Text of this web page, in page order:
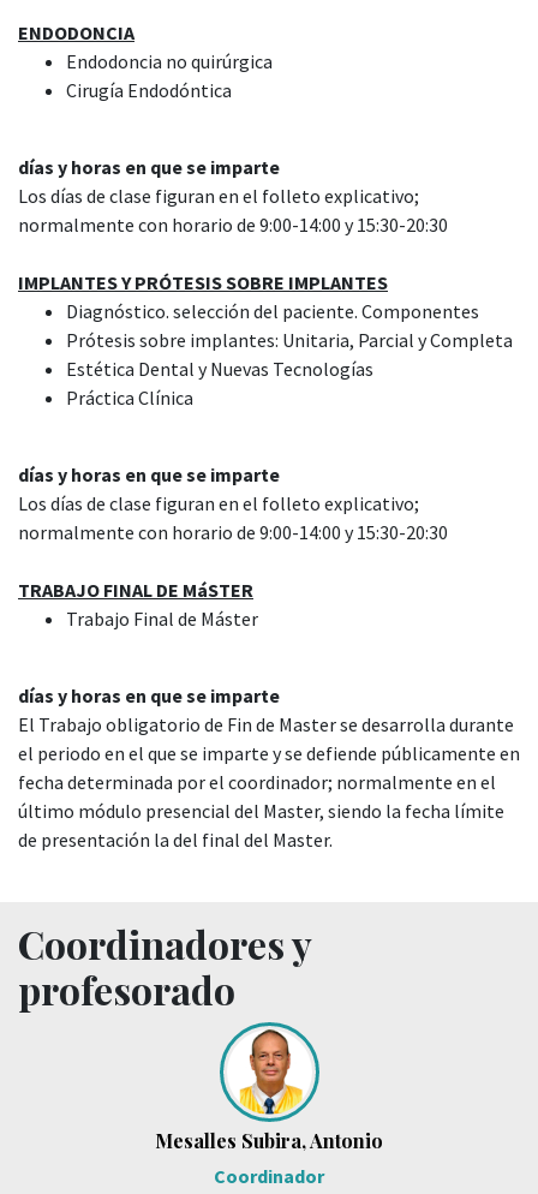
ENDODONCIA
Endodoncia no quirúrgica
Cirugía Endodóntica
días y horas en que se imparte
Los días de clase figuran en el folleto explicativo;
normalmente con horario de 9:00-14:00 y 15:30-20:30
IMPLANTES Y PRÓTESIS SOBRE IMPLANTES
Diagnóstico. selección del paciente. Componentes
Prótesis sobre implantes: Unitaria, Parcial y Completa
Estética Dental y Nuevas Tecnologías
Práctica Clínica
días y horas en que se imparte
Los días de clase figuran en el folleto explicativo;
normalmente con horario de 9:00-14:00 y 15:30-20:30
TRABAJO FINAL DE MáSTER
Trabajo Final de Máster
días y horas en que se imparte
El Trabajo obligatorio de Fin de Master se desarrolla durante
el periodo en el que se imparte y se defiende públicamente en
fecha determinada por el coordinador; normalmente en el
último módulo presencial del Master, siendo la fecha límite
de presentación la del final del Master.
Coordinadores y
profesorado
Mesalles Subira, Antonio
Coordinador